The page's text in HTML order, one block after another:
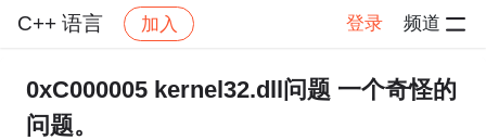
C++ 语言 加入 登录 频道
社区 C++ 语言 帖子详情
0xC000005 kernel32.dll问题 一个奇怪的
问题。